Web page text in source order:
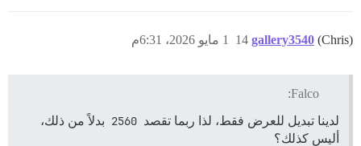
gallery3540 (Chris) 1 مايو 2026، 6:31م 14
Falco:
لدينا تبديل للعرض فقط، لذا ربما تقصد 2560 بدلاً من ذلك،
أليس كذلك؟